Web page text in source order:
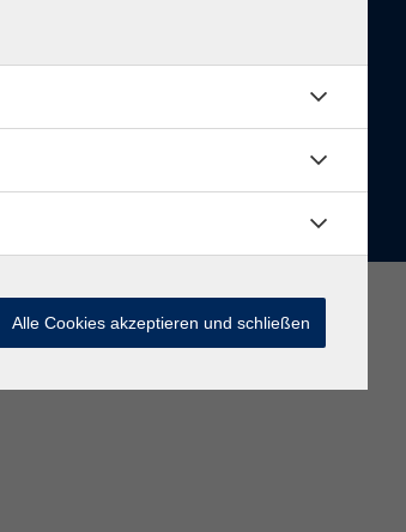
Alle Cookies akzeptieren und schließen